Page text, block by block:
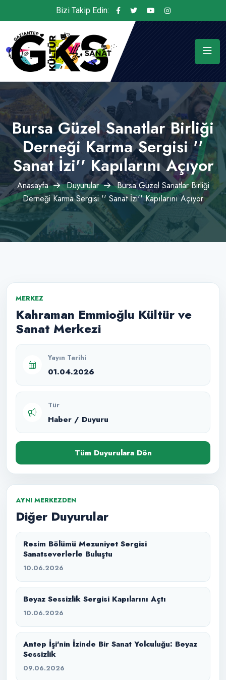
Bizi Takip Edin:
Bursa Güzel Sanatlar Birliği
Derneği Karma Sergisi ''
Sanat İzi'' Kapılarını Açıyor
Anasayfa Duyurular
Bursa Güzel Sanatlar Birliği
Derneği Karma Sergisi '' Sanat İzi'' Kapılarını Açıyor
MERKEZ
Kahraman Emmioğlu Kültür ve
Sanat Merkezi
Yayın Tarihi
01.04.2026
Tür
Haber / Duyuru
Tüm Duyurulara Dön
AYNI MERKEZDEN
Diğer Duyurular
Resim Bölümü Mezuniyet Sergisi
Sanatseverlerle Buluştu
10.06.2026
Beyaz Sessizlik Sergisi Kapılarını Açtı
10.06.2026
Antep İşi'nin İzinde Bir Sanat Yolculuğu: Beyaz
Sessizlik
09.06.2026